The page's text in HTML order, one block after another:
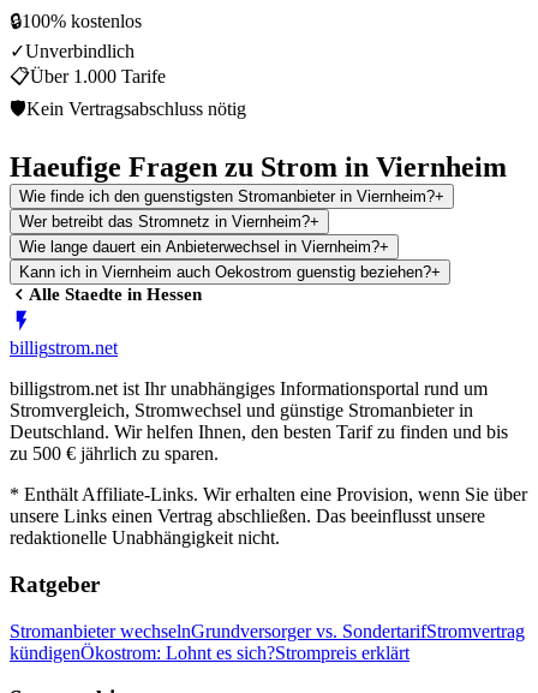
🔒100% kostenlos
✓Unverbindlich
📋Über 1.000 Tarife
🛡Kein Vertragsabschluss nötig
Haeufige Fragen zu Strom in Viernheim
Wie finde ich den guenstigsten Stromanbieter in Viernheim?+
Wer betreibt das Stromnetz in Viernheim?+
Wie lange dauert ein Anbieterwechsel in Viernheim?+
Kann ich in Viernheim auch Oekostrom guenstig beziehen?+
Alle Staedte in Hessen
billigstrom.net
billigstrom.net ist Ihr unabhängiges Informationsportal rund um
Stromvergleich, Stromwechsel und günstige Stromanbieter in
Deutschland. Wir helfen Ihnen, den besten Tarif zu finden und bis
zu 500 € jährlich zu sparen.
* Enthält Affiliate-Links. Wir erhalten eine Provision, wenn Sie über
unsere Links einen Vertrag abschließen. Das beeinflusst unsere
redaktionelle Unabhängigkeit nicht.
Ratgeber
Stromanbieter wechselnGrundversorger vs. SondertarifStromvertrag
kündigenÖkostrom: Lohnt es sich?Strompreis erklärt